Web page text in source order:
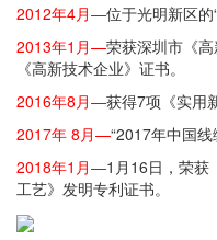
2012年4月—位于光明新区的
2013年1月—荣获深圳市《
《高新技术企业》证书。
2016年8月—获得7项《实用
2017年 8月—“2017年中国线
2018年1月—1月16日，荣获
工艺》发明专利证书。